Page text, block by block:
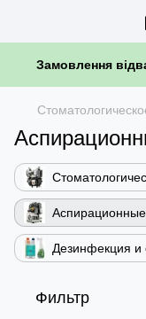
Замовлення
Дезинфекция и
Фильтр